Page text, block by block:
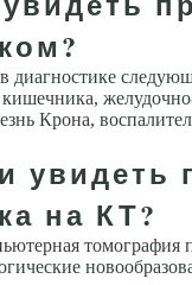
диагностике
Крона,
увидеть
на КТ?
томография